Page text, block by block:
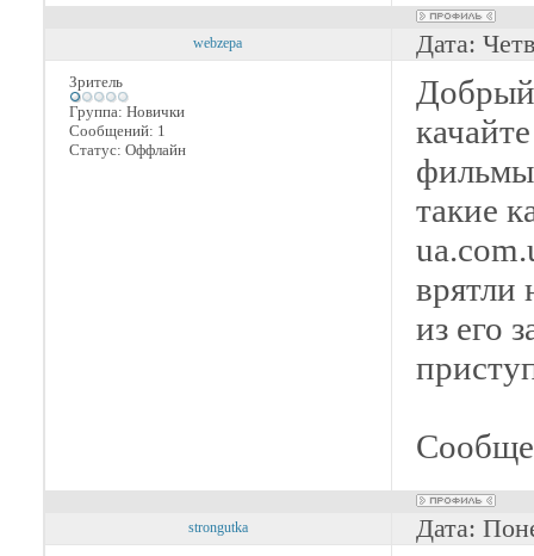
webzepa Дата:
Зритель
Группа: Новички
Сообщений: 1
Статус: Оффлайн
фильмы
такие
врятли
из его
strongutka Дата: